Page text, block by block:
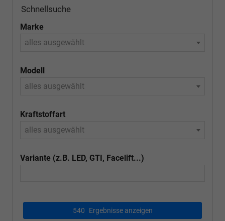
Schnellsuche
Marke
alles ausgewählt
Modell
alles ausgewählt
Kraftstoffart
alles ausgewählt
Variante (z.B. LED, GTI, Facelift...)
540 Ergebnisse anzeigen